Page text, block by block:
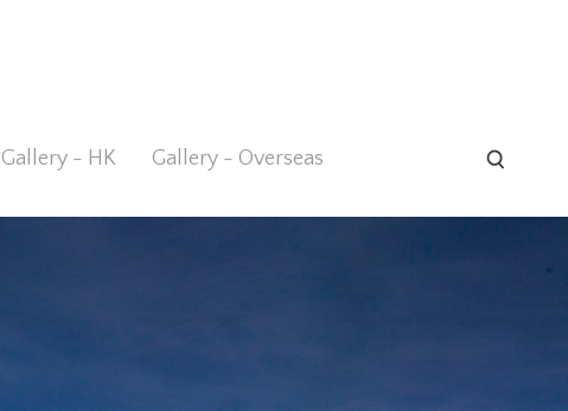
Gallery - HK Gallery - Overseas